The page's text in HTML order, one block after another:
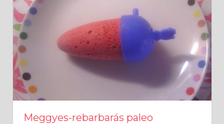
Meggyes-rebarbarás paleo